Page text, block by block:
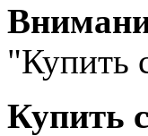
"Купить
Купить